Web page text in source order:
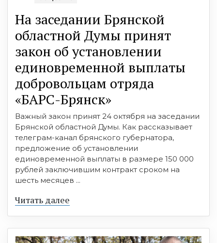
На заседании Брянской
областной Думы принят
закон об установлении
единовременной выплаты
добровольцам отряда
«БАРС-Брянск»
Важный закон принят 24 октября на заседании
Брянской областной Думы. Как рассказывает
телеграм-канал брянского губернатора,
предложение об установлении
единовременной выплаты в размере 150 000
рублей заключившим контракт сроком на
шесть месяцев ...
Читать далее